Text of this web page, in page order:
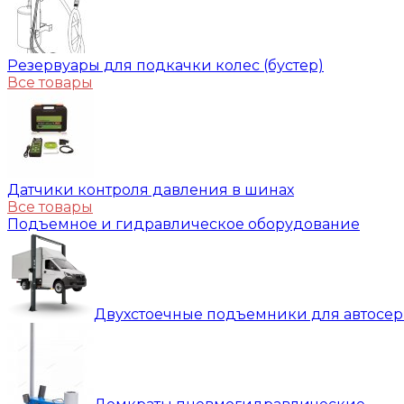
Резервуары для подкачки колес (бустер)
Все товары
Датчики контроля давления в шинах
Все товары
Подъемное и гидравлическое оборудование
Двухстоечные подъемники для